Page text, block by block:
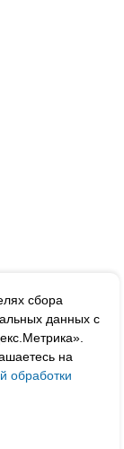
сбора
данных с
на
обработки